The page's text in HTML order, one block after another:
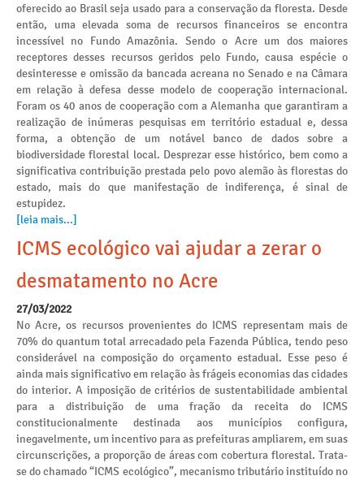
oferecido ao Brasil seja usado para a conservação da floresta. Desde
então, uma elevada soma de recursos financeiros se encontra
incessível no Fundo Amazônia. Sendo o Acre um dos maiores
receptores desses recursos geridos pelo Fundo, causa espécie o
desinteresse e omissão da bancada acreana no Senado e na Câmara
em relação à defesa desse modelo de cooperação internacional.
Foram os 40 anos de cooperação com a Alemanha que garantiram a
realização de inúmeras pesquisas em território estadual e, dessa
forma, a obtenção de um notável banco de dados sobre a
biodiversidade florestal local. Desprezar esse histórico, bem como a
significativa contribuição prestada pelo povo alemão às florestas do
estado, mais do que manifestação de indiferença, é sinal de
estupidez.
[leia mais...]
ICMS ecológico vai ajudar a zerar o
desmatamento no Acre
27/03/2022
No Acre, os recursos provenientes do ICMS representam mais de
70% do quantum total arrecadado pela Fazenda Pública, tendo peso
considerável na composição do orçamento estadual. Esse peso é
ainda mais significativo em relação às frágeis economias das cidades
do interior. A imposição de critérios de sustentabilidade ambiental
para a distribuição de uma fração da receita do ICMS
constitucionalmente destinada aos municípios configura,
inegavelmente, um incentivo para as prefeituras ampliarem, em suas
circunscrições, a proporção de áreas com cobertura florestal. Trata-
se do chamado “ICMS ecológico”, mecanismo tributário instituído no